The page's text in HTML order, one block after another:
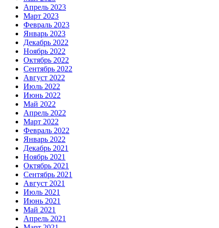
Апрель 2023
Март 2023
Февраль 2023
Январь 2023
Декабрь 2022
Ноябрь 2022
Октябрь 2022
Сентябрь 2022
Август 2022
Июль 2022
Июнь 2022
Май 2022
Апрель 2022
Март 2022
Февраль 2022
Январь 2022
Декабрь 2021
Ноябрь 2021
Октябрь 2021
Сентябрь 2021
Август 2021
Июль 2021
Июнь 2021
Май 2021
Апрель 2021